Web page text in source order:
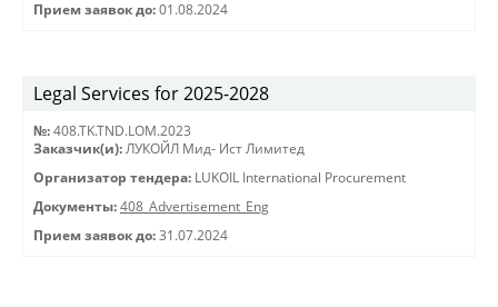
Прием заявок до: 01.08.2024
Legal Services for 2025-2028
№: 408.TK.TND.LOM.2023
Заказчик(и): ЛУКОЙЛ Мид- Ист Лимитед
Организатор тендера: LUKOIL International Procurement
Документы: 408_Advertisement_Eng
Прием заявок до: 31.07.2024